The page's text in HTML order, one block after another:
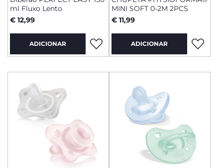
ml Fluxo Lento
€ 12,99
ADICIONAR
MINI SOFT 0-2M 2PCS
€ 11,99
ADICIONAR